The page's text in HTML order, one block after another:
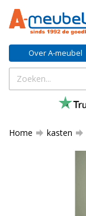
Over A-meubel
Home kasten